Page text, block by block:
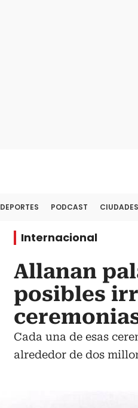
DEPORTES PODCAST CIUDADES
Internacional
Allanan
posibles
Cada una de esas
alrededor de dos